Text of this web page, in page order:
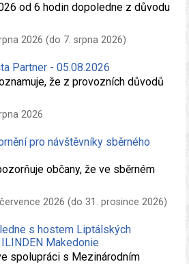
od 6 hodin dopoledne z důvodu
2026 (do 7. srpna 2026)
Partner - 05.08.2026
že z provozních důvodů
2026
pro návštěvníky sběrného
občany, že ve sběrném
2026 (do 31. prosince 2026)
s hostem Liptálských
Makedonie
spolupráci s Mezinárodním